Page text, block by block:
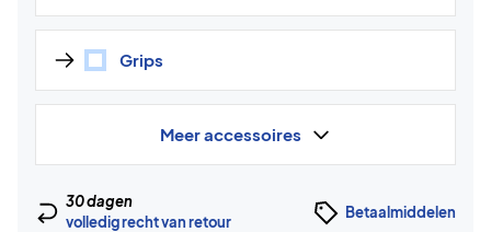
Grips
Meer accessoires
30 dagen
volledig recht van retour
Betaalmiddelen